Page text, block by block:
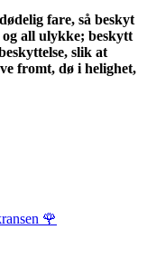
fare, så beskyt
all ulykke; beskytt
slik at
fromt, dø i helighet,
🌹